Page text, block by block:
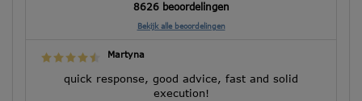
8626 beoordelingen
Bekijk alle beoordelingen
Martyna
quick response, good advice, fast and solid
execution!